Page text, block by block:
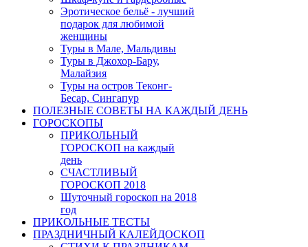
Эротическое бельё - лучший
подарок для любимой
женщины
Туры в Мале, Мальдивы
Туры в Джохор-Бару,
Малайзия
Туры на остров Теконг-
Бесар, Сингапур
ПОЛЕЗНЫЕ СОВЕТЫ НА КАЖДЫЙ ДЕНЬ
ГОРОСКОПЫ
ПРИКОЛЬНЫЙ
ГОРОСКОП на каждый
день
СЧАСТЛИВЫЙ
ГОРОСКОП 2018
Шуточный гороскоп на 2018
год
ПРИКОЛЬНЫЕ ТЕСТЫ
ПРАЗДНИЧНЫЙ КАЛЕЙДОСКОП